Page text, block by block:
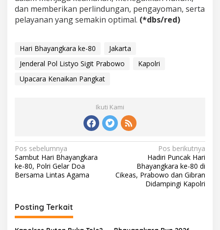
dan memberikan perlindungan, pengayoman, serta
pelayanan yang semakin optimal. (*dbs/red)
Hari Bhayangkara ke-80
Jakarta
Jenderal Pol Listyo Sigit Prabowo
Kapolri
Upacara Kenaikan Pangkat
Ikuti Kami
N
a
v
g
a
Pos sebelumnya
Sambut Hari Bhayangkara
ke-80, Polri Gelar Doa
Bersama Lintas Agama
Pos berikutnya
Hadiri Puncak Hari
Bhayangkara ke-80 di
Cikeas, Prabowo dan Gibran
Didampingi Kapolri
Posting Terkait